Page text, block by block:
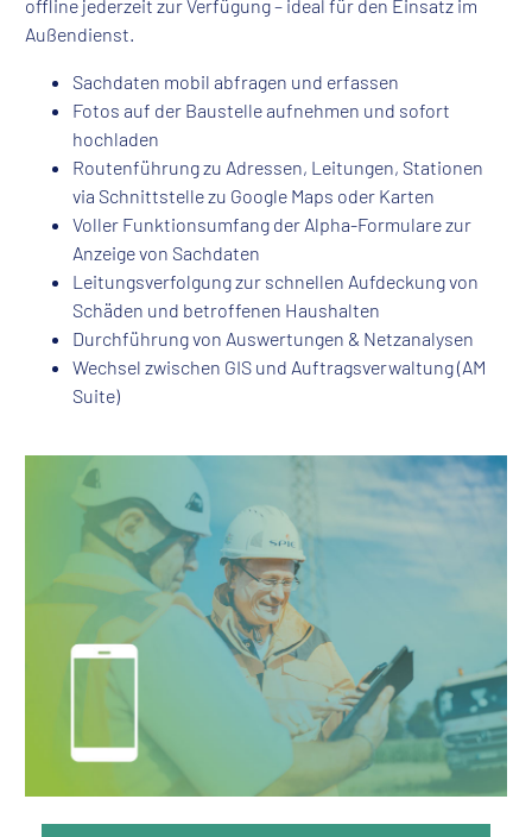
offline jederzeit zur Verfügung – ideal für den Einsatz im
Außendienst.
Sachdaten mobil abfragen und erfassen
Fotos auf der Baustelle aufnehmen und sofort
hochladen
Routenführung zu Adressen, Leitungen, Stationen
via Schnittstelle zu Google Maps oder Karten
Voller Funktionsumfang der Alpha-Formulare zur
Anzeige von Sachdaten
Leitungsverfolgung zur schnellen Aufdeckung von
Schäden und betroffenen Haushalten
Durchführung von Auswertungen & Netzanalysen
Wechsel zwischen GIS und Auftragsverwaltung (AM
Suite)